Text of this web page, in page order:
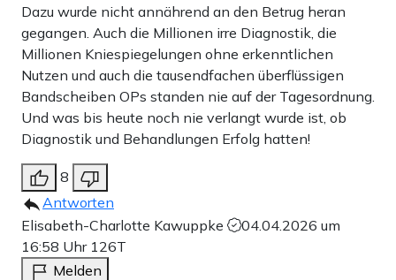
Dazu wurde nicht annährend an den Betrug heran
gegangen. Auch die Millionen irre Diagnostik, die
Millionen Kniespiegelungen ohne erkenntlichen
Nutzen und auch die tausendfachen überflüssigen
Bandscheiben OPs standen nie auf der Tagesordnung.
Und was bis heute noch nie verlangt wurde ist, ob
Diagnostik und Behandlungen Erfolg hatten!
8
Antworten
Elisabeth-Charlotte Kawuppke
04.04.2026 um
16:58 Uhr 126T
Melden